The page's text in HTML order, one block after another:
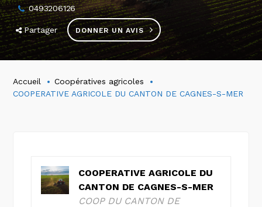
0493206126
Partager DONNER UN AVIS
Accueil
Coopératives agricoles
COOPERATIVE AGRICOLE DU CANTON DE CAGNES-S-MER
COOPERATIVE AGRICOLE DU
CANTON DE CAGNES-S-MER
COOP DU CANTON DE